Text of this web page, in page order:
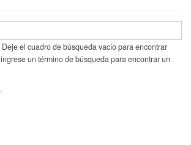
Deje el cuadro de búsqueda vacío para encontrar
un término de búsqueda para encontrar un